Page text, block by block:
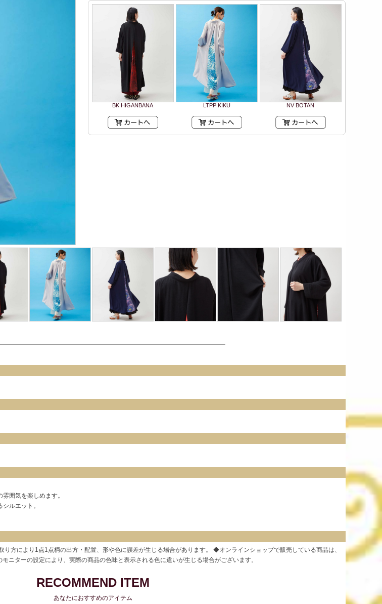
BK HIGANBANA LTPP KIKU NV BOTAN
囲気を楽しめます。
ルエット。
方により1点1点柄の出方・配置、形や色に誤差が生じる場合があります。 ◆オンラインショップで販売している商品は、
ニターの設定により、実際の商品の色味と表示される色に違いが生じる場合がございます。
RECOMMEND ITEM
あなたにおすすめのアイテム